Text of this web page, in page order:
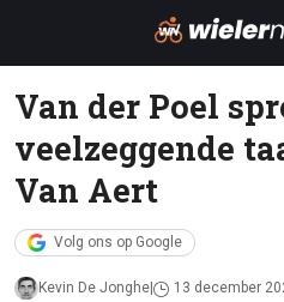
Van der Poel
veelzeggende
Van Aert
Volg ons op Google
Kevin De Jonghe 13 december